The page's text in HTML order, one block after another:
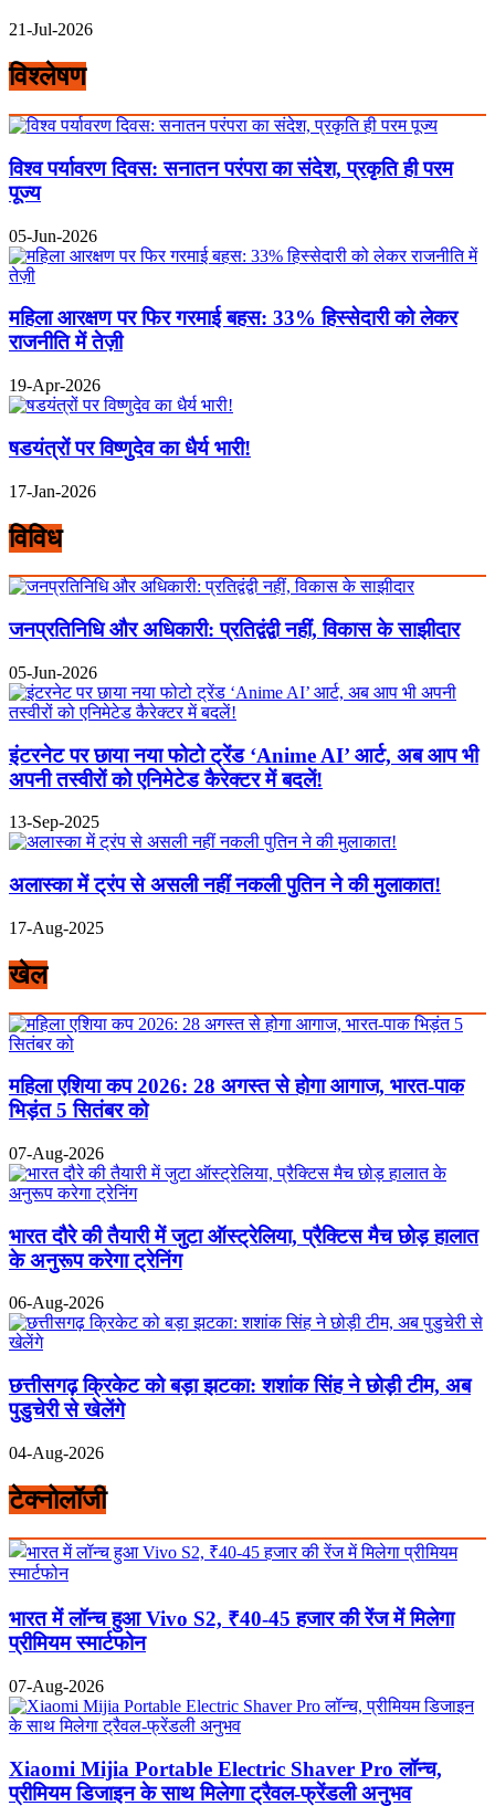
21-Jul-2026
विश्लेषण
विश्व पर्यावरण दिवस: सनातन परंपरा का संदेश, प्रकृति ही परम
पूज्य
05-Jun-2026
महिला आरक्षण पर फिर गरमाई बहस: 33% हिस्सेदारी को लेकर
राजनीति में तेज़ी
19-Apr-2026
षडयंत्रों पर विष्णुदेव का धैर्य भारी!
17-Jan-2026
विविध
जनप्रतिनिधि और अधिकारी: प्रतिद्वंद्वी नहीं, विकास के साझीदार
05-Jun-2026
इंटरनेट पर छाया नया फोटो ट्रेंड ‘Anime AI’ आर्ट, अब आप भी
अपनी तस्वीरों को एनिमेटेड कैरेक्टर में बदलें!
13-Sep-2025
अलास्का में ट्रंप से असली नहीं नकली पुतिन ने की मुलाकात!
17-Aug-2025
खेल
महिला एशिया कप 2026: 28 अगस्त से होगा आगाज, भारत-पाक
भिड़ंत 5 सितंबर को
07-Aug-2026
भारत दौरे की तैयारी में जुटा ऑस्ट्रेलिया, प्रैक्टिस मैच छोड़ हालात
के अनुरूप करेगा ट्रेनिंग
06-Aug-2026
छत्तीसगढ़ क्रिकेट को बड़ा झटका: शशांक सिंह ने छोड़ी टीम, अब
पुडुचेरी से खेलेंगे
04-Aug-2026
टेक्नोलॉजी
भारत में लॉन्च हुआ Vivo S2, ₹40-45 हजार की रेंज में मिलेगा
प्रीमियम स्मार्टफोन
07-Aug-2026
Xiaomi Mijia Portable Electric Shaver Pro लॉन्च,
प्रीमियम डिजाइन के साथ मिलेगा ट्रैवल-फ्रेंडली अनुभव